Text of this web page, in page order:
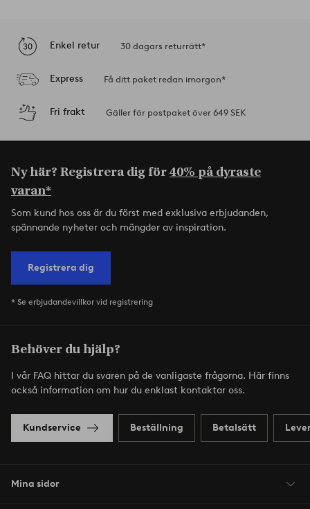
Enkel retur 30 dagars returrätt*
Express Få ditt paket redan imorgon*
Fri frakt Gäller för postpaket över 649 SEK
Ny här? Registrera dig för40% på dyraste
varan*
Som kund hos oss är du först med exklusiva erbjudanden,
spännande nyheter och mängder av inspiration.
Registrera dig
* Se erbjudandevillkor vid registrering
Behöver du hjälp?
I vår FAQ hittar du svaren på de vanligaste frågorna. Här finns
också information om hur du enklast kontaktar oss.
Kundservice Beställning Betalsätt
Mina sidor